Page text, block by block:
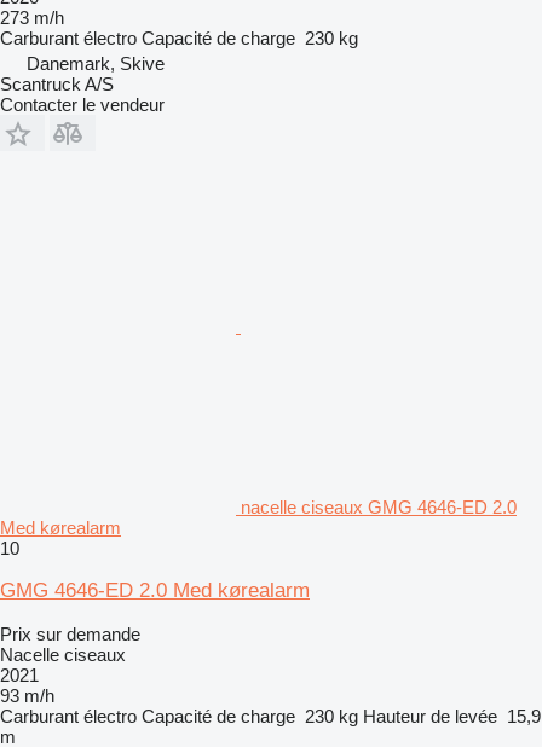
273 m/h
Carburant électro Capacité de charge 230 kg
Danemark, Skive
Scantruck A/S
Contacter le vendeur
nacelle ciseaux GMG 4646-ED 2.0
Med kørealarm
10
GMG 4646-ED 2.0 Med kørealarm
Prix sur demande
Nacelle ciseaux
2021
93 m/h
Carburant électro Capacité de charge 230 kg Hauteur de levée 15,9
m